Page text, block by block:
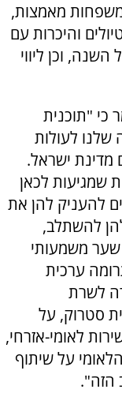
משפחות מאמצות,
והיכרות עם
וכן ליווי
כי "תוכנית
לעולות
מדינת ישראל.
שמגיעות לכאן
להעניק להן את
להשתלב,
שער משמעותי
ערכית
לשרת
סטרוק, על
לאומי-אזרחי,
על שיתוף
הזה".